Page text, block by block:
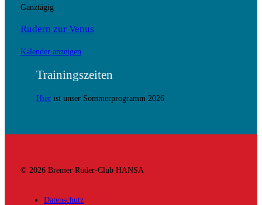
Ganztägig
Rudern zur Venus
Kalender anzeigen
Trainingszeiten
Hierist unser Sommerprogramm 2026
© 2026 Bremer Ruder-Club HANSA
Datenschutz